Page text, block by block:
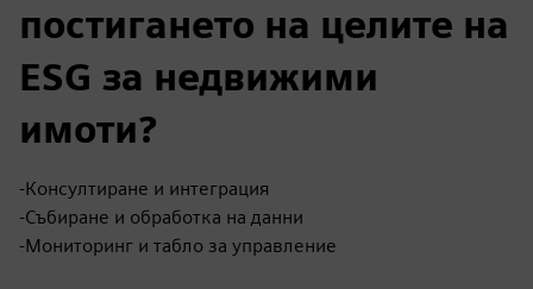
постигането на целите на
ESG за недвижими
имоти?
-Консултиране и интеграция
-Събиране и обработка на данни
-Мониторинг и табло за управление